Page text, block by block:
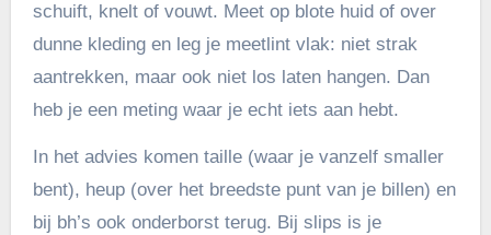
schuift, knelt of vouwt. Meet op blote huid of over
dunne kleding en leg je meetlint vlak: niet strak
aantrekken, maar ook niet los laten hangen. Dan
heb je een meting waar je echt iets aan hebt.
In het advies komen taille (waar je vanzelf smaller
bent), heup (over het breedste punt van je billen) en
bij bh’s ook onderborst terug. Bij slips is je